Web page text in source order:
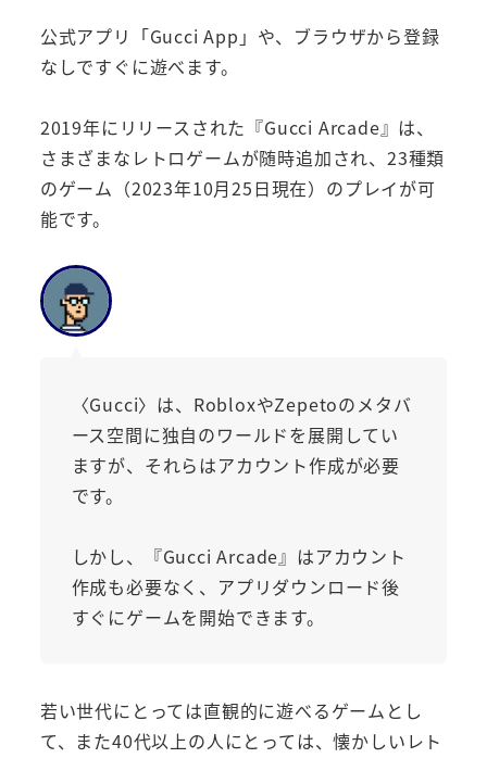
公式アプリ「Gucci App」や、ブラウザから登録
なしですぐに遊べます。
2019年にリリースされた『Gucci Arcade』は、
さまざまなレトロゲームが随時追加され、23種類
のゲーム（2023年10月25日現在）のプレイが可
能です。
〈Gucci〉は、RobloxやZepetoのメタバ
ース空間に独自のワールドを展開してい
ますが、それらはアカウント作成が必要
です。
しかし、『Gucci Arcade』はアカウント
作成も必要なく、アプリダウンロード後
すぐにゲームを開始できます。
若い世代にとっては直観的に遊べるゲームとし
て、また40代以上の人にとっては、懐かしいレト